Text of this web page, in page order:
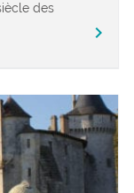
des
chevron_right